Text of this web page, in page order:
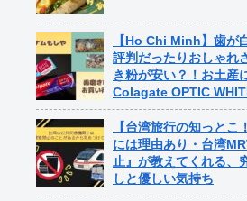
【Ho Chi Minh】歯が
評判だったりおしゃれ
き粉が安い？！お土産
Colagate OPTIC
【台湾旅行の知っとこ
には理由あり・台湾
止』が教えてくれる、
しと優しい気持ち